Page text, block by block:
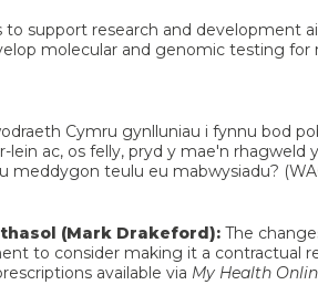
support research and development
molecular and genomic testing for
Cymru gynlluniau i fynnu bod
ac, os felly, pryd y mae'n rhagweld
meddygon teulu eu mabwysiadu?
(Mark Drakeford): The
to consider making it a contractual
available via My Health